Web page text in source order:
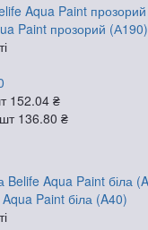
Paint прозорий (А190)
152.04 ₴
136.80 ₴
Paint біла (A40)